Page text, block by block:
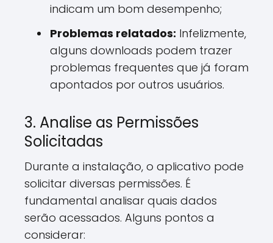
indicam um bom desempenho;
Problemas relatados: Infelizmente,
alguns downloads podem trazer
problemas frequentes que já foram
apontados por outros usuários.
3. Analise as Permissões
Solicitadas
Durante a instalação, o aplicativo pode
solicitar diversas permissões. É
fundamental analisar quais dados
serão acessados. Alguns pontos a
considerar: